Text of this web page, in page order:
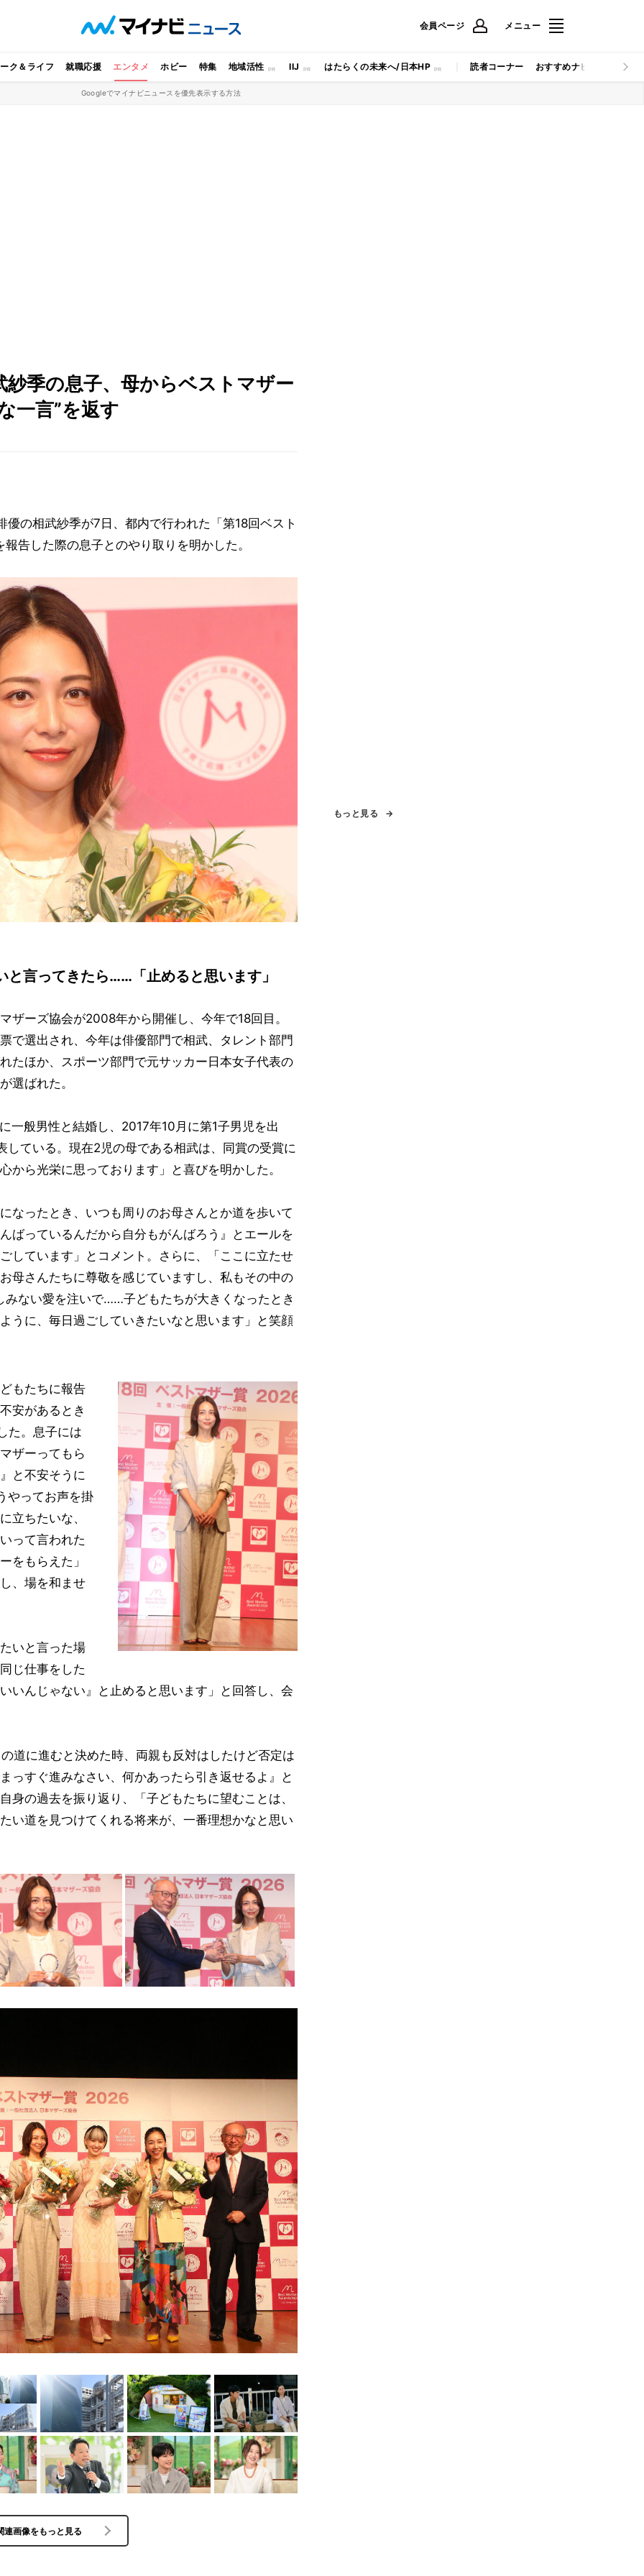
会員ページ メニュー
ク＆ライフ 就職応援 エンタメ ホビー 特集 地域活性 IIJ はたらくの未来へ/日本HP 読者コーナー おすすめナビ マイナビ
Googleでマイナビニュースを優先表示する方法
季の息子、母からベストマザー
一言”を返す
の相武紗季が7日、都内で行われた「第18回ベスト
告した際の息子とのやり取りを明かした。
と言ってきたら……「止めると思います」
ザーズ協会が2008年から開催し、今年で18回目。
で選出され、今年は俳優部門で相武、タレント部門
たほか、スポーツ部門で元サッカー日本女子代表の
選ばれた。
一般男性と結婚し、2017年10月に第1子男児を出
ている。現在2児の母である相武は、同賞の受賞に
から光栄に思っております」と喜びを明かした。
なったとき、いつも周りのお母さんとか道を歩いて
ばっているんだから自分もがんばろう』とエールを
しています」とコメント。さらに、「ここに立たせ
母さんたちに尊敬を感じていますし、私もその中の
みない愛を注いで……子どもたちが大きくなったとき
うに、毎日過ごしていきたいなと思います」と笑顔
もたちに報告
安があるとき
た。息子には
ザーってもら
と不安そうに
やってお声を掛
立ちたいな、
って言われた
をもらえた」
、場を和ませ
いと言った場
じ仕事をした
いんじゃない』と止めると思います」と回答し、会
道に進むと決めた時、両親も反対はしたけど否定は
っすぐ進みなさい、何かあったら引き返せるよ』と
身の過去を振り返り、「子どもたちに望むことは、
い道を見つけてくれる将来が、一番理想かなと思い
連画像をもっと見る
もっと見る